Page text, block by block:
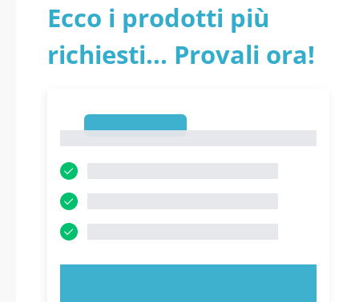
Ecco i prodotti più
richiesti... Provali ora!